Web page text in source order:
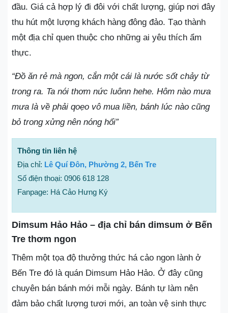
đầu. Giá cả hợp lý đi đôi với chất lượng, giúp nơi đây
thu hút một lượng khách hàng đông đảo. Tạo thành
một địa chỉ quen thuộc cho những ai yêu thích ẩm
thực.
“Đồ ăn rẻ mà ngon, cắn một cái là nước sốt chảy từ
trong ra. Ta nói thơm nức luônn hehe. Hôm nào mưa
mưa là về phải qoẹo vô mua liền, bánh lúc nào cũng
bỏ trong xửng nên nóng hổi”
Thông tin liên hệ
Địa chỉ: Lê Quí Đôn, Phường 2, Bến Tre
Số điện thoại: 0906 618 128
Fanpage: Há Cảo Hưng Ký
Dimsum Hảo Hảo – địa chỉ bán dimsum ở Bến
Tre thơm ngon
Thêm một tọa độ thưởng thức há cảo ngon lành ở
Bến Tre đó là quán Dimsum Hảo Hảo. Ở đây cũng
chuyên bán bánh mới mỗi ngày. Bánh tự làm nên
đảm bảo chất lượng tươi mới, an toàn vệ sinh thực